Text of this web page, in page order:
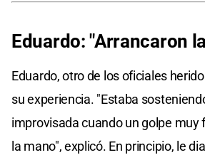
Eduardo: "Arrancaron
Eduardo, otro de los oficiales
su experiencia. "Estaba
improvisada cuando un golpe
la mano", explicó. En principio, le